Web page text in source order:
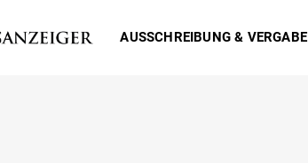
AUSSCHREIBUNG & VERGABE